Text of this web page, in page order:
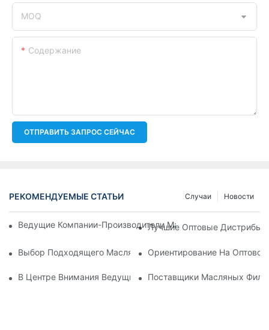
MOQ
Содержание
ОТПРАВИТЬ ЗАПРОС СЕЙЧАС
РЕКОМЕНДУЕМЫЕ СТАТЬИ Новости
Случаи
Ведущие Компании-Производители Масляных Фильтров:
Лучшие Оптовые
Выбор Подходящего Масляного Фильтра Для Вашей
Ориентирование На
В Центре Внимания Ведущие Производители Масляных
Поставщики Масляных